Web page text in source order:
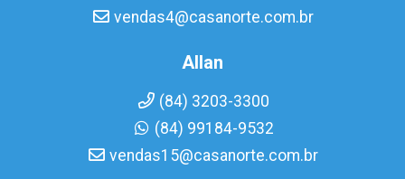
vendas4@casanorte.com.br
Allan
(84) 3203-3300
(84) 99184-9532
vendas15@casanorte.com.br